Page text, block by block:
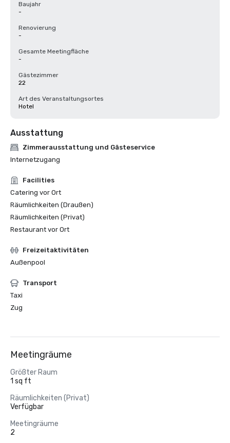
Baujahr
-
Renovierung
-
Gesamte Meetingfläche
-
Gästezimmer
22
Art des Veranstaltungsortes
Hotel
Ausstattung
Zimmerausstattung und Gästeservice
Internetzugang
Facilities
Catering vor Ort
Räumlichkeiten (Draußen)
Räumlichkeiten (Privat)
Restaurant vor Ort
Freizeitaktivitäten
Außenpool
Transport
Taxi
Zug
Meetingräume
Größter Raum
1 sq ft
Räumlichkeiten (Privat)
Verfügbar
Meetingräume
2